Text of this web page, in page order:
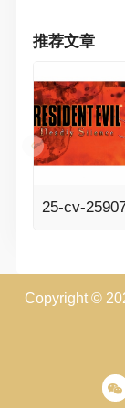
推荐文章
Copyright ©